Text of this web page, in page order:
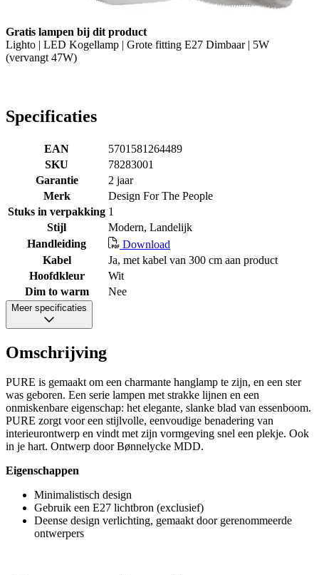
Gratis lampen bij dit product
Lighto | LED Kogellamp | Grote fitting E27 Dimbaar | 5W
(vervangt 47W)
Specificaties
EAN
5701581264489
SKU
78283001
Garantie
2 jaar
Merk
Design For The People
Stuks in verpakking 1
Stijl
Modern, Landelijk
Handleiding
Download
Kabel
Ja, met kabel van 300 cm aan product
Hoofdkleur
Wit
Dim to warm
Nee
Meer specificaties
Omschrijving
PURE is gemaakt om een charmante hanglamp te zijn, en een ster
was geboren. Een serie lampen met strakke lijnen en een
onmiskenbare eigenschap: het elegante, slanke blad van essenboom.
PURE zorgt voor een stijlvolle, eenvoudige benadering van
interieurontwerp en vindt met zijn vormgeving snel een plekje. Ook
in je hart. Ontwerp door Bønnelycke MDD.
Eigenschappen
Minimalistisch design
Gebruik een E27 lichtbron (exclusief)
Deense design verlichting, gemaakt door gerenommeerde
ontwerpers